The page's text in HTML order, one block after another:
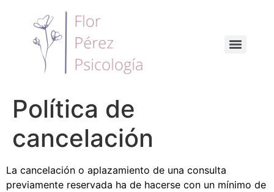
Política de
cancelación
La cancelación o aplazamiento de una consulta
previamente reservada ha de hacerse con un mínimo de